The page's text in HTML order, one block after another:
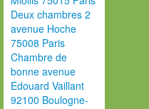
Deux chambres 2
avenue Hoche
75008 Paris
Chambre de
bonne avenue
Edouard Vaillant
92100 Boulogne-